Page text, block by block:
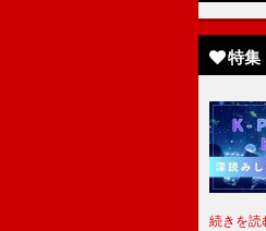
特集
続きを読